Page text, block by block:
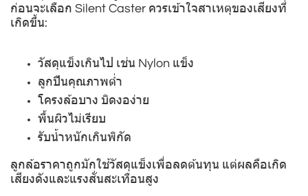
ก่อนจะเลือก Silent Caster ควรเข้าใจสาเหตุของเสียงที่
เกิดขึ้น:
วัสดุแข็งเกินไป เช่น Nylon แข็ง
ลูกปืนคุณภาพต่ำ
โครงล้อบาง บิดงอง่าย
พื้นผิวไม่เรียบ
รับน้ำหนักเกินพิกัด
ลูกล้อราคาถูกมักใช้วัสดุแข็งเพื่อลดต้นทุน แต่ผลคือเกิด
เสียงดังและแรงสั่นสะเทือนสูง